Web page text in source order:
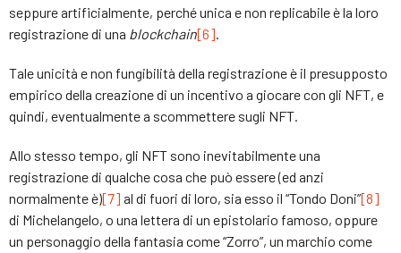
seppure artificialmente, perché unica e non replicabile è la loro
registrazione di una blockchain[6].
Tale unicità e non fungibilità della registrazione è il presupposto
empirico della creazione di un incentivo a giocare con gli NFT, e
quindi, eventualmente a scommettere sugli NFT.
Allo stesso tempo, gli NFT sono inevitabilmente una
registrazione di qualche cosa che può essere (ed anzi
normalmente è)[7] al di fuori di loro, sia esso il “Tondo Doni”[8]
di Michelangelo, o una lettera di un epistolario famoso, oppure
un personaggio della fantasia come “Zorro”, un marchio come